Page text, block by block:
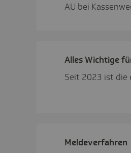
AU bei
Alles Wich­tige
Seit 2023 ist die
Melde­ver­fahren